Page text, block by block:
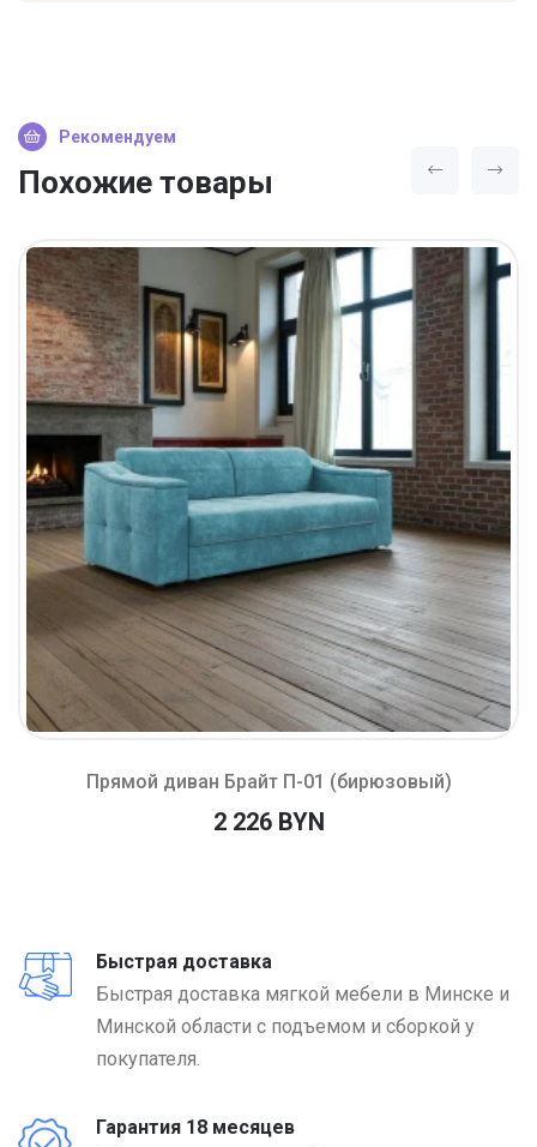
Рекомендуем
Похожие товары
Прямой диван Брайт П-01 (бирюзовый)
2 226 BYN
Быстрая доставка
Быстрая доставка мягкой мебели в Минске и
Минской области с подъемом и сборкой у
покупателя.
Гарантия 18 месяцев